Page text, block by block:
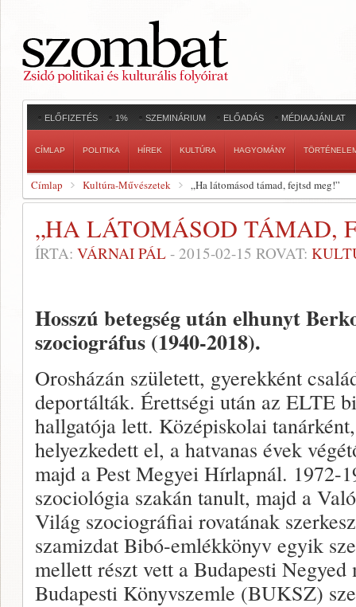
ELŐFIZETÉS 1% SZEMINÁRIUM ELŐADÁS MÉDIAAJÁNLAT
CÍMLAP POLITIKA HÍREK KULTÚRA HAGYOMÁNY
Címlap Kultúra-Művészetek „Ha látomásod támad, fejtsd meg!”
„HA LÁTOMÁSOD TÁMAD,
ÍRTA: VÁRNAI PÁL - 2015-02-15 ROVAT:
Hosszú betegség után elhunyt
szociográfus (1940-2018).
Orosházán született, gyerekként
deportálták. Érettségi után az ELTE
hallgatója lett. Középiskolai
helyezkedett el, a hatvanas évek
majd a Pest Megyei Hírlapnál. 1972-
szociológia szakán tanult, majd a
Világ szociográfiai rovatának
szamizdat Bibó-emlékkönyv egyik
mellett részt vett a Budapesti Negyed
Budapesti Könyvszemle (BUKSZ)